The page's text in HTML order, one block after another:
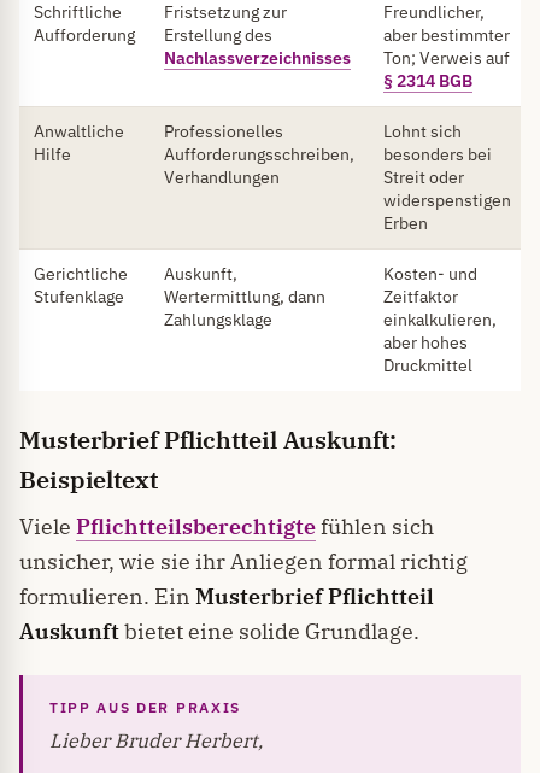
Schriftliche
Aufforderung
Fristsetzung zur
Erstellung des
Nachlassverzeichnisses
Freundlicher,
aber bestimmter
Ton; Verweis auf
§ 2314 BGB
Anwaltliche
Hilfe
Professionelles
Aufforderungsschreiben,
Verhandlungen
Lohnt sich
besonders bei
Streit oder
widerspenstigen
Erben
Gerichtliche
Stufenklage
Auskunft,
Wertermittlung, dann
Zahlungsklage
Kosten- und
Zeitfaktor
einkalkulieren,
aber hohes
Druckmittel
Musterbrief Pflichtteil Auskunft:
Beispieltext
Viele Pflichtteilsberechtigtefühlen sich
unsicher, wie sie ihr Anliegen formal richtig
formulieren. Ein Musterbrief Pflichtteil
Auskunftbietet eine solide Grundlage.
Lieber Bruder Herbert,